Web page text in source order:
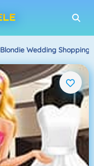
Blondie Wedding Shopping